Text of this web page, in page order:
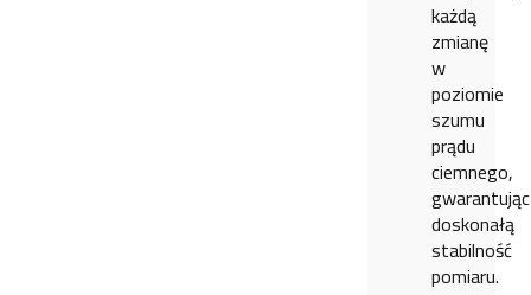
każdą
zmianę
w
poziomie
szumu
prądu
ciemnego,
gwarantując
doskonałą
stabilność
pomiaru.